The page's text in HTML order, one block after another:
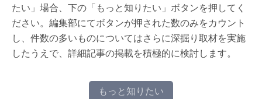
たい」場合、下の「もっと知りたい」ボタンを押してく
ださい。編集部にてボタンが押された数のみをカウント
し、件数の多いものについてはさらに深掘り取材を実施
したうえで、詳細記事の掲載を積極的に検討します。
もっと知りたい